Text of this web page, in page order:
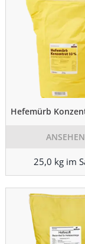
Hefemürb
ANSEHEN
25,0 kg im